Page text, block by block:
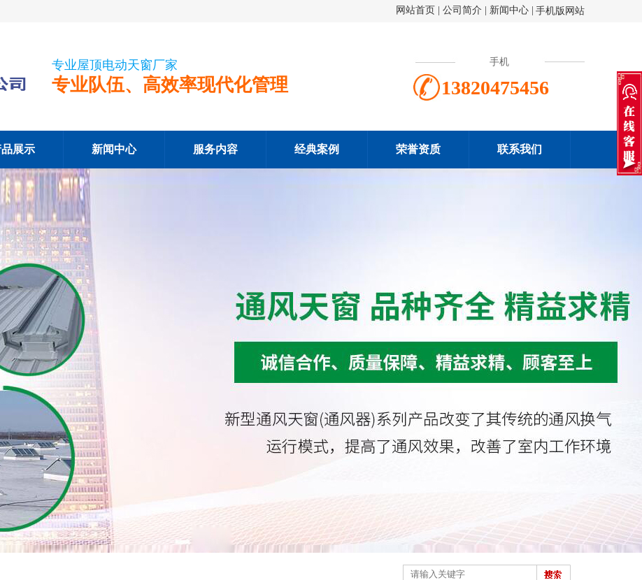
手机版网站
网站首页 公司简介 新闻中心
专业屋顶电动天窗厂家
专业队伍、高效率现代化管理
手机
13820475456
展示 新闻中心 服务内容 经典案例 荣誉资质 联系我们